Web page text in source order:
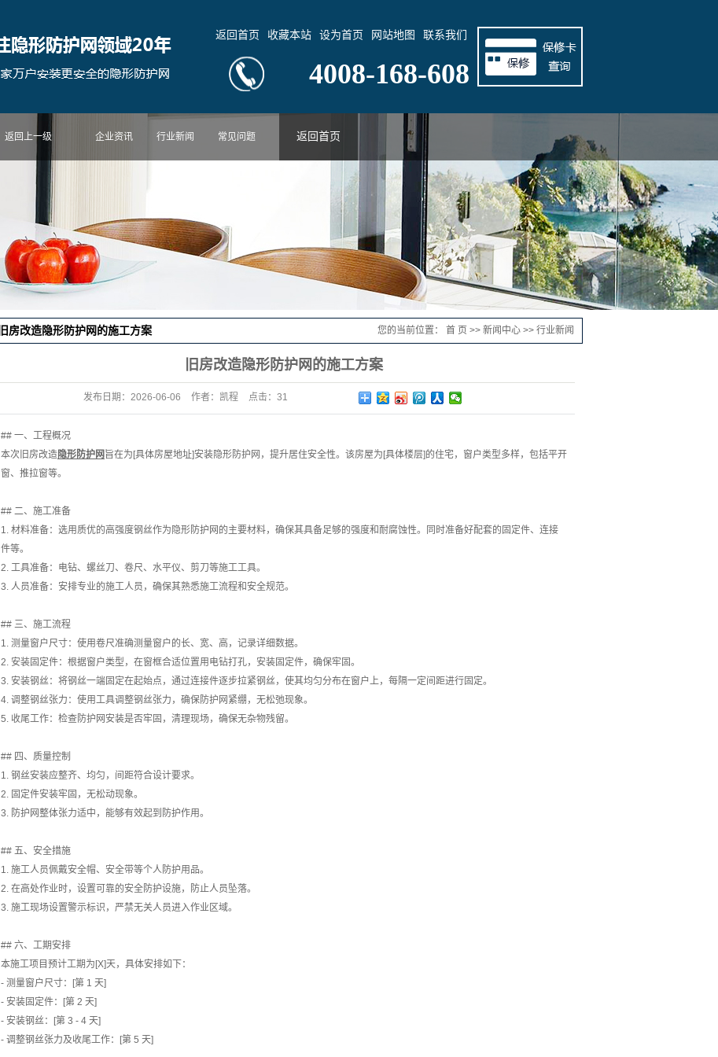
返回首页 收藏本站 设为首页 网站地图 联系我们
4008-168-608
返回上一级 企业资讯 行业新闻 常见问题 返回首页
旧房改造隐形防护网的施工方案 您的当前位置： 首 页 >> 新闻中心 >> 行业新闻
旧房改造隐形防护网的施工方案
发布日期： 2026-06-06 作者： 凯程 点击： 31
## 一、工程概况
本次 旧房改造隐形防护网 旨在为[具体房屋地址]安装隐形防护网，提升居住安全性。该房屋为[具体楼层]的住宅，窗户类型多样，包括平开
窗、推拉窗等。
## 二、施工准备
1. 材料准备：选用质优的高强度钢丝作为隐形防护网的主要材料，确保其具备足够的强度和耐腐蚀性。同时准备好配套的固定件、连接
件等。
2. 工具准备：电钻、螺丝刀、卷尺、水平仪、剪刀等施工工具。
3. 人员准备：安排专业的施工人员，确保其熟悉施工流程和安全规范。
## 三、施工流程
1. 测量窗户尺寸：使用卷尺准确测量窗户的长、宽、高，记录详细数据。
2. 安装固定件：根据窗户类型，在窗框合适位置用电钻打孔，安装固定件，确保牢固。
3. 安装钢丝：将钢丝一端固定在起始点，通过连接件逐步拉紧钢丝，使其均匀分布在窗户上，每隔一定间距进行固定。
4. 调整钢丝张力：使用工具调整钢丝张力，确保防护网紧绷，无松弛现象。
5. 收尾工作：检查防护网安装是否牢固，清理现场，确保无杂物残留。
## 四、质量控制
1. 钢丝安装应整齐、均匀，间距符合设计要求。
2. 固定件安装牢固，无松动现象。
3. 防护网整体张力适中，能够有效起到防护作用。
## 五、安全措施
1. 施工人员佩戴安全帽、安全带等个人防护用品。
2. 在高处作业时，设置可靠的安全防护设施，防止人员坠落。
3. 施工现场设置警示标识，严禁无关人员进入作业区域。
## 六、工期安排
本施工项目预计工期为[X]天，具体安排如下：
- 测量窗户尺寸：[第 1 天]
- 安装固定件：[第 2 天]
- 安装钢丝：[第 3 - 4 天]
- 调整钢丝张力及收尾工作：[第 5 天]